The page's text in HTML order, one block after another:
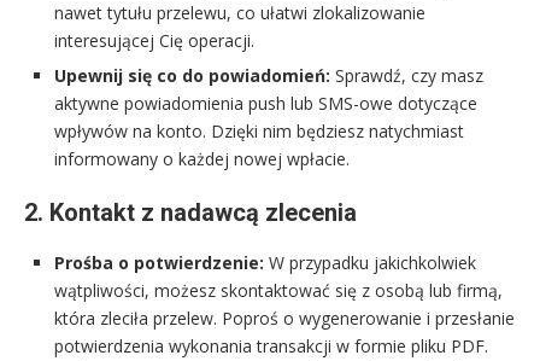
nawet tytułu przelewu, co ułatwi zlokalizowanie
interesującej Cię operacji.
Upewnij się co do powiadomień: Sprawdź, czy masz
aktywne powiadomienia push lub SMS-owe dotyczące
wpływów na konto. Dzięki nim będziesz natychmiast
informowany o każdej nowej wpłacie.
2. Kontakt z nadawcą zlecenia
Prośba o potwierdzenie: W przypadku jakichkolwiek
wątpliwości, możesz skontaktować się z osobą lub firmą,
która zleciła przelew. Poproś o wygenerowanie i przesłanie
potwierdzenia wykonania transakcji w formie pliku PDF.